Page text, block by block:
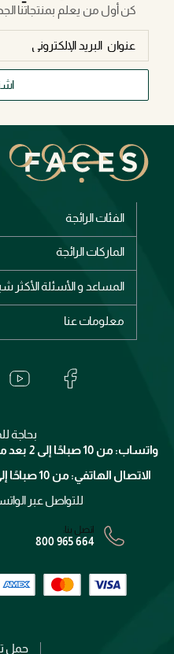
كن أول من يعلم بمنتجاتنا
الفئات الرائجة
الأكثر مبيعاً
اشترِ بطاقة هدية
الماركات الرائجة
بربري
إيف سان لوران
المساعد و الأسئلة الأكثر
الإرجاع
معلومات عنا
خدمات المعارض
برنامج الولاء ميوز
الشروط و الأحكام
سياسة الخصوصية
بحاجة
واتساب: من 10 صباحًا إلى 2 بعد منتصف الليل (من الإثنين إلى الأحد)
الاتصال الهاتفي: من 10 صباحًا إلى 11 مساءً (من الإثنين إلى الأحد)
للتواصل عبر
اتصل بنا:
800 965 664
حمل